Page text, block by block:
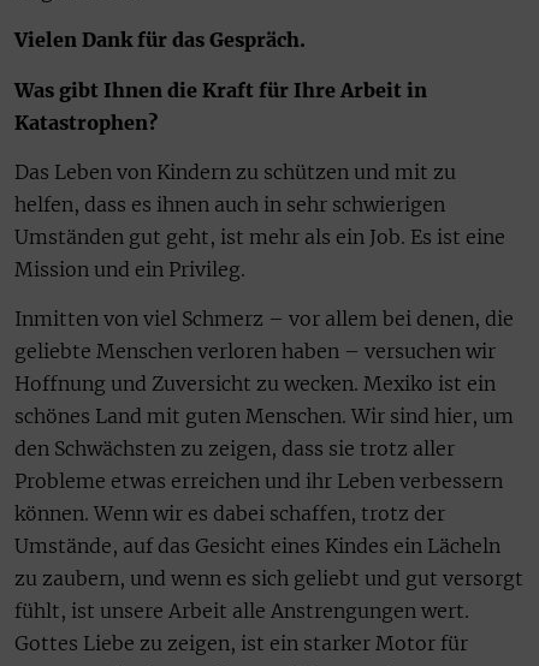
Vielen Dank für das Gespräch.
Was gibt Ihnen die Kraft für Ihre Arbeit in
Katastrophen?
Das Leben von Kindern zu schützen und mit zu
helfen, dass es ihnen auch in sehr schwierigen
Umständen gut geht, ist mehr als ein Job. Es ist eine
Mission und ein Privileg.
Inmitten von viel Schmerz – vor allem bei denen, die
geliebte Menschen verloren haben – versuchen wir
Hoffnung und Zuversicht zu wecken. Mexiko ist ein
schönes Land mit guten Menschen. Wir sind hier, um
den Schwächsten zu zeigen, dass sie trotz aller
Probleme etwas erreichen und ihr Leben verbessern
können. Wenn wir es dabei schaffen, trotz der
Umstände, auf das Gesicht eines Kindes ein Lächeln
zu zaubern, und wenn es sich geliebt und gut versorgt
fühlt, ist unsere Arbeit alle Anstrengungen wert.
Gottes Liebe zu zeigen, ist ein starker Motor für